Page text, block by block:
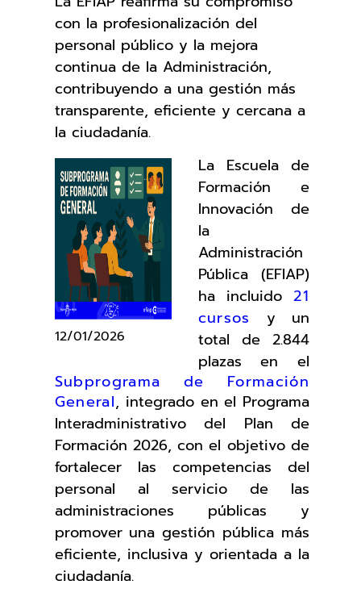
con la profesionalización del
personal público y la mejora
continua de la Administración,
contribuyendo a una gestión más
transparente, eficiente y cercana a
la ciudadanía.
12/01/2026
La Escuela de
Formación e
Innovación de
la
Administración
Pública (EFIAP)
ha incluido21
cursos y un
total de 2.844
plazas en el
Subprograma de Formación
General, integrado en el Programa
Interadministrativo del Plan de
Formación 2026, con el objetivo de
fortalecer las competencias del
personal al servicio de las
administraciones públicas y
promover una gestión pública más
eficiente, inclusiva y orientada a la
ciudadanía.